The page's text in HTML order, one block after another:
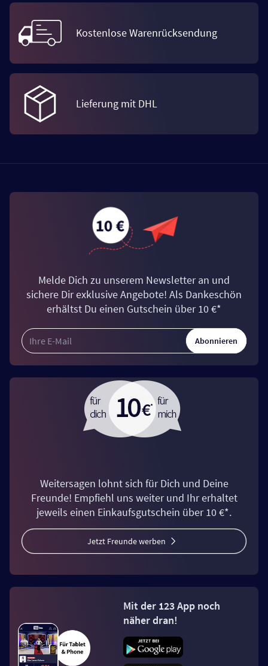
Kostenlose Warenrücksendung
Lieferung mit DHL
Melde Dich zu unserem Newsletter an und
sichere Dir exklusive Angebote! Als Dankeschön
erhältst Du einen Gutschein über 10 €*
Abonnieren
Weitersagen lohnt sich für Dich und Deine
Freunde! Empfiehl uns weiter und Ihr erhaltet
jeweils einen Einkaufsgutschein über 10 €*.
Jetzt Freunde werben
Mit der 123 App noch
näher dran!